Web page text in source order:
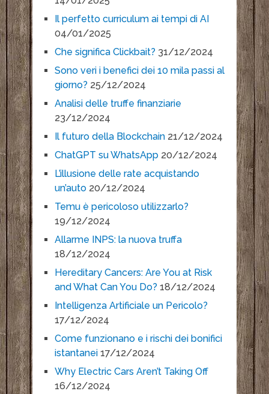
Il perfetto curriculum ai tempi di AI
04/01/2025
Che significa Clickbait? 31/12/2024
Sono veri i benefici dei 10 mila passi al
giorno? 25/12/2024
Analisi delle truffe finanziarie
23/12/2024
Il futuro della Blockchain 21/12/2024
ChatGPT su WhatsApp 20/12/2024
L’illusione delle rate acquistando
un’auto 20/12/2024
Temu è pericoloso utilizzarlo?
19/12/2024
Allarme INPS: la nuova truffa
18/12/2024
Hereditary Cancers: Are You at Risk
and What Can You Do? 18/12/2024
Intelligenza Artificiale un Pericolo?
17/12/2024
Come funzionano e i rischi dei bonifici
istantanei 17/12/2024
Why Electric Cars Aren’t Taking Off
16/12/2024